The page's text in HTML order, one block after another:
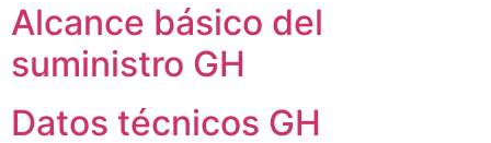
Alcance básico del
suministro GH
Datos técnicos GH